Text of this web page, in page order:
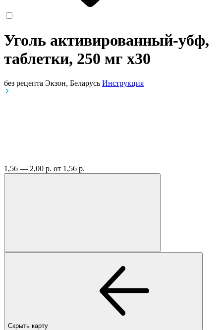
Уголь активированный-убф,
таблетки, 250 мг x30
без рецепта Экзон, Беларусь Инструкция
1,56 — 2,00 р. от 1,56 р.
Скрыть карту